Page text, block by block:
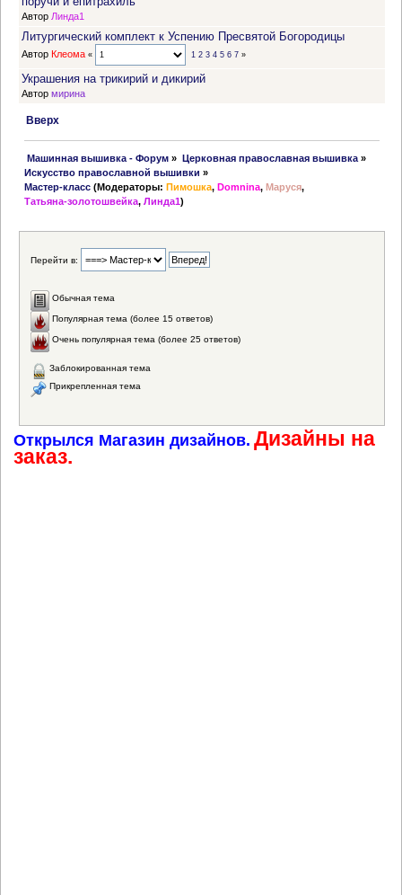
Автор Линда1
Литургический комплект к Успению Пресвятой Богородицы
Автор Клеома « 1 2 3 4 5 6 7»
Украшения на трикирий и дикирий
Автор мирина
Вверх
Машинная вышивка - Форум » Церковная православная вышивка»
Искусство православной вышивки »
Мастер-класс (Модераторы: Пимошка, Domnina, Маруся,
Татьяна-золотошвейка,Линда1)
Перейти в:
Обычная тема
Популярная тема (более 15 ответов)
Очень популярная тема (более 25 ответов)
Заблокированная тема
Прикрепленная тема
Открылся Магазин дизайнов. Дизайны на
заказ.